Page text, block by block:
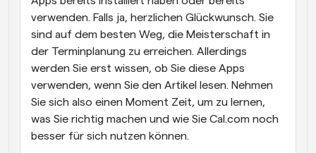
verwenden. Falls ja, herzlichen Glückwunsch. Sie
sind auf dem besten Weg, die Meisterschaft in
der Terminplanung zu erreichen. Allerdings
werden Sie erst wissen, ob Sie diese Apps
verwenden, wenn Sie den Artikel lesen. Nehmen
Sie sich also einen Moment Zeit, um zu lernen,
was Sie richtig machen und wie Sie Cal.com noch
besser für sich nutzen können.